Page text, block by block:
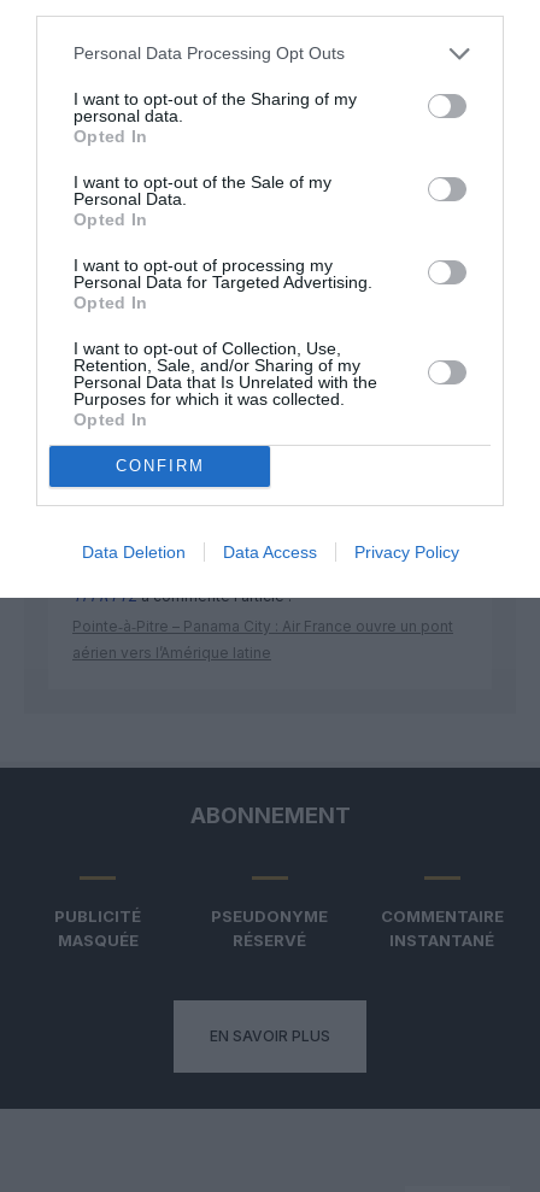
Personal Data Processing Opt Outs
I want to opt-out of the Sharing of my
personal data.
Opted In
I want to opt-out of the Sale of my
Personal Data.
Opted In
I want to opt-out of processing my
Personal Data for Targeted Advertising.
Opted In
I want to opt-out of Collection, Use,
Retention, Sale, and/or Sharing of my
Personal Data that Is Unrelated with the
Purposes for which it was collected.
Opted In
CONFIRM
Data Deletion Data Access Privacy Policy
Appel aux lecteurs !
Soutenez Air Journal participez
DERNIERS COMMENTAIRES
Manfoua commenté l'article :
Pyramides, croisières et mer Rouge : l’Égypte mise sur
une saison record malgré le contexte géopolitique
TFFRYYZa commenté l'article :
Pointe‑à‑Pitre – Panama City : Air France ouvre un pont
aérien vers l’Amérique latine
ABONNEMENT
PUBLICITÉ
MASQUÉE
PSEUDONYME
RÉSERVÉ
COMMENTAIRE
INSTANTANÉ
EN SAVOIR PLUS